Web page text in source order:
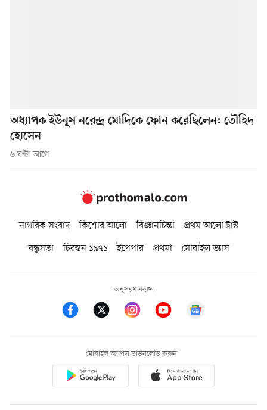
অধ্যাপক ইউনূস নরেন্দ্র মোদিকে ফোন করেছিলেন: তৌহিদ
হোসেন
৬ ঘণ্টা আগে
নাগরিক সংবাদ কিশোর আলো বিজ্ঞানচিন্তা
প্রথম আলো ট্রাস্ট
বন্ধুসভা
চিরন্তন ১৯৭১ ইপেপার প্রথমা মোবাইল ভ্যাস
অনুসরণ করুন
মোবাইল অ্যাপস ডাউনলোড করুন